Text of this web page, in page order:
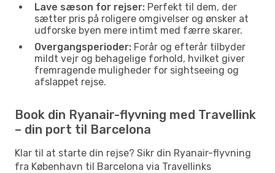
Lave sæson for rejser: Perfekt til dem, der
sætter pris på roligere omgivelser og ønsker at
udforske byen mere intimt med færre skarer.
Overgangsperioder: Forår og efterår tilbyder
mildt vejr og behagelige forhold, hvilket giver
fremragende muligheder for sightseeing og
afslappet rejse.
Book din Ryanair-flyvning med Travellink
– din port til Barcelona
Klar til at starte din rejse? Sikr din Ryanair-flyvning
fra København til Barcelona via Travellinks